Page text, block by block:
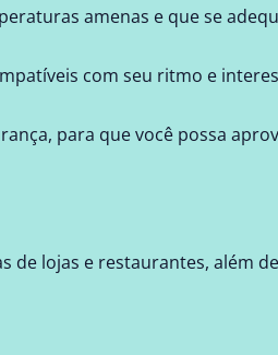
amenas e que se
com seu ritmo e
para que você possa
de lojas e restaurantes, além